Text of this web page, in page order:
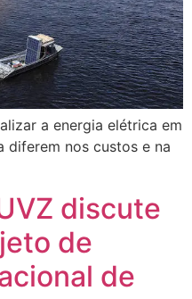
a energia elétrica em
diferem nos custos e na
discute
de
de